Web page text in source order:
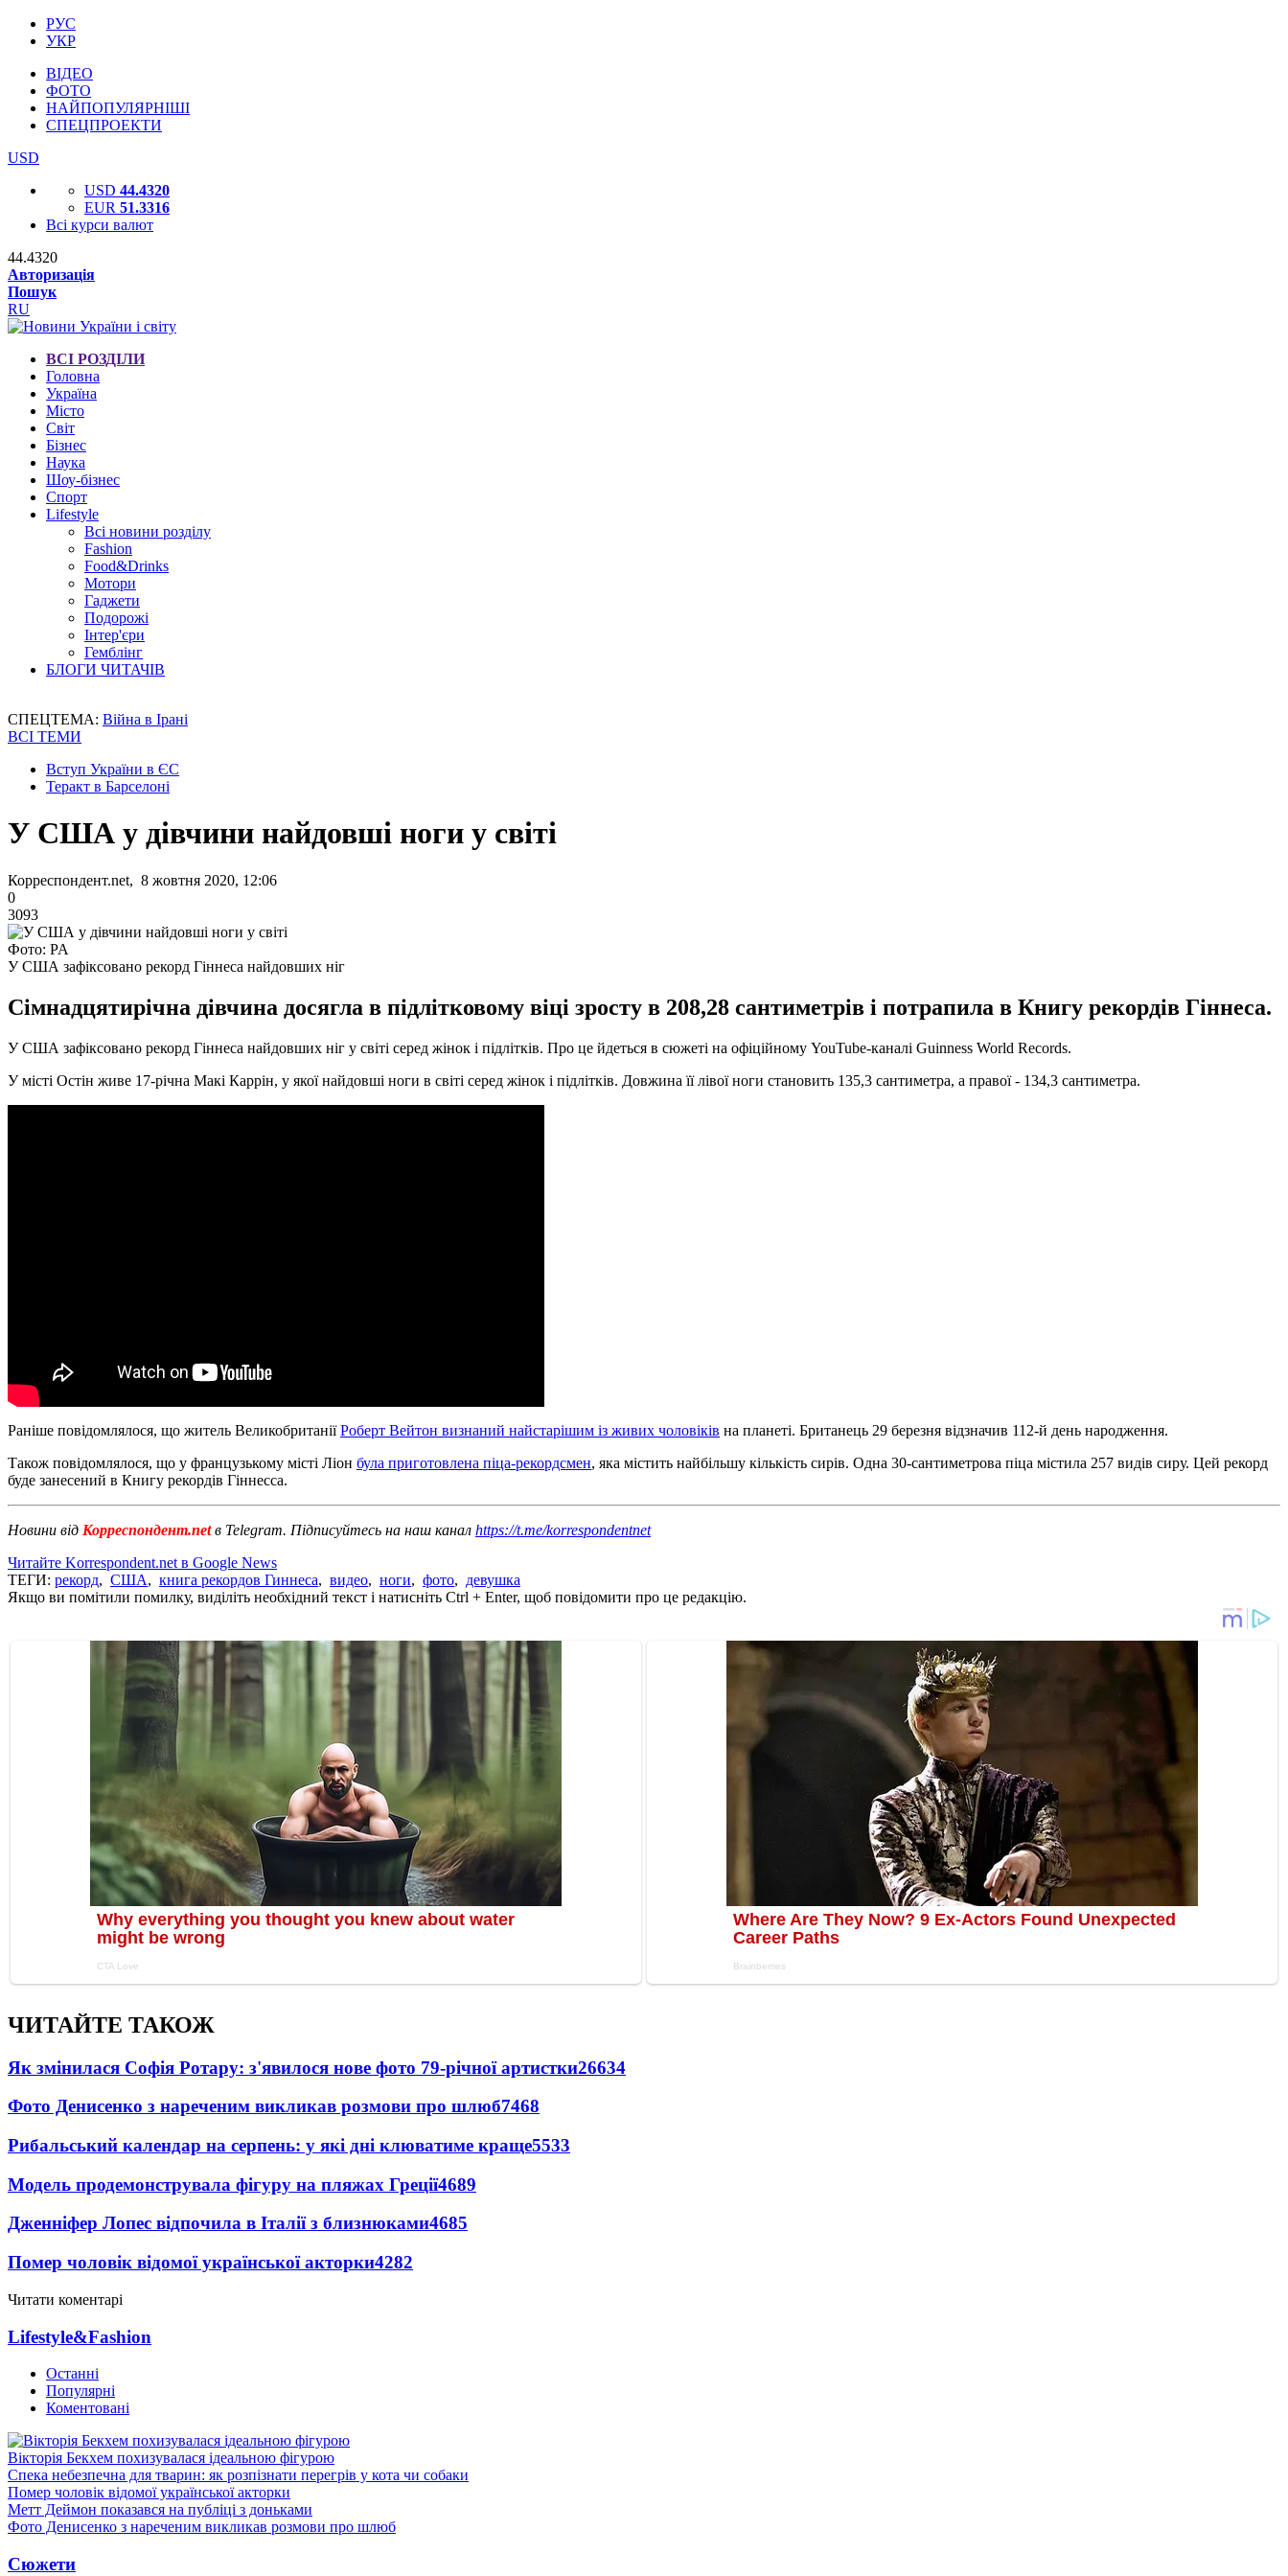
РУС
УКР
ВІДЕО
ФОТО
НАЙПОПУЛЯРНІШІ
СПЕЦПРОЕКТИ
USD
USD 44.4320
EUR 51.3316
Всі курси валют
44.4320
Авторизація
Пошук
RU
ВСІ РОЗДІЛИ
Головна
Україна
Місто
Світ
Бізнес
Наука
Шоу-бізнес
Спорт
Lifestyle
Всі новини розділу
Fashion
Food&Drinks
Мотори
Гаджети
Подорожі
Інтер'єри
Гемблінг
БЛОГИ ЧИТАЧІВ
СПЕЦТЕМА: Війна в Ірані
ВСІ ТЕМИ
Вступ України в ЄС
Теракт в Барселоні
У США у дівчини найдовші ноги у світі
Корреспондент.net, 8 жовтня 2020, 12:06
0
3093
Фото: PA
У США зафіксовано рекорд Гіннеса найдовших ніг
Сімнадцятирічна дівчина досягла в підлітковому віці зросту в 208,28 сантиметрів і потрапила в Книгу рекордів Гіннеса.
У США зафіксовано рекорд Гіннеса найдовших ніг у світі серед жінок і підлітків. Про це йдеться в сюжеті на офіційному YouTube-каналі Guinness World Records.
У місті Остін живе 17-річна Макі Каррін, у якої найдовші ноги в світі серед жінок і підлітків. Довжина її лівої ноги становить 135,3 сантиметра, а правої - 134,3 сантиметра.
Раніше повідомлялося, що житель ВеликобританіїРоберт Вейтон визнаний найстарішим із живих чоловіків на планеті. Британець 29 березня відзначив 112-й день народження.
Також повідомлялося, що у французькому місті Ліон була приготовлена ​​піца-рекордсмен, яка містить найбільшу кількість сирів. Одна 30-сантиметрова піца містила 257 видів сиру. Цей рекорд
буде занесений в Книгу рекордів Гіннесса.
Новини від Корреспондент.netв Telegram. Підписуйтесь на наш канал https://t.me/korrespondentnet
Читайте Korrespondent.net в Google News
ТЕГИ: рекорд, США, книга рекордов Гиннеса, видео, ноги, фото, девушка
Якщо ви помітили помилку, виділіть необхідний текст і натисніть Ctrl + Enter, щоб повідомити про це редакцію.
ЧИТАЙТЕ ТАКОЖ
Як змінилася Софія Ротару: з'явилося нове фото 79-річної артистки26634
Фото Денисенко з нареченим викликав розмови про шлюб7468
Рибальський календар на серпень: у які дні клюватиме краще5533
Модель продемонструвала фігуру на пляжах Греції4689
Дженніфер Лопес відпочила в Італії з близнюками4685
Помер чоловік відомої української акторки4282
Читати коментарі
Lifestyle&Fashion
Останні
Популярні
Коментовані
Вікторія Бекхем похизувалася ідеальною фігурою
Спека небезпечна для тварин: як розпізнати перегрів у кота чи собаки
Помер чоловік відомої української акторки
Метт Деймон показався на публіці з доньками
Фото Денисенко з нареченим викликав розмови про шлюб
Сюжети